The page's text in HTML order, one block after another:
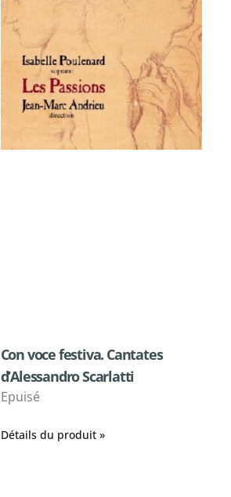
Con voce festiva. Cantates
d’Alessandro Scarlatti
Epuisé
Détails du produit »